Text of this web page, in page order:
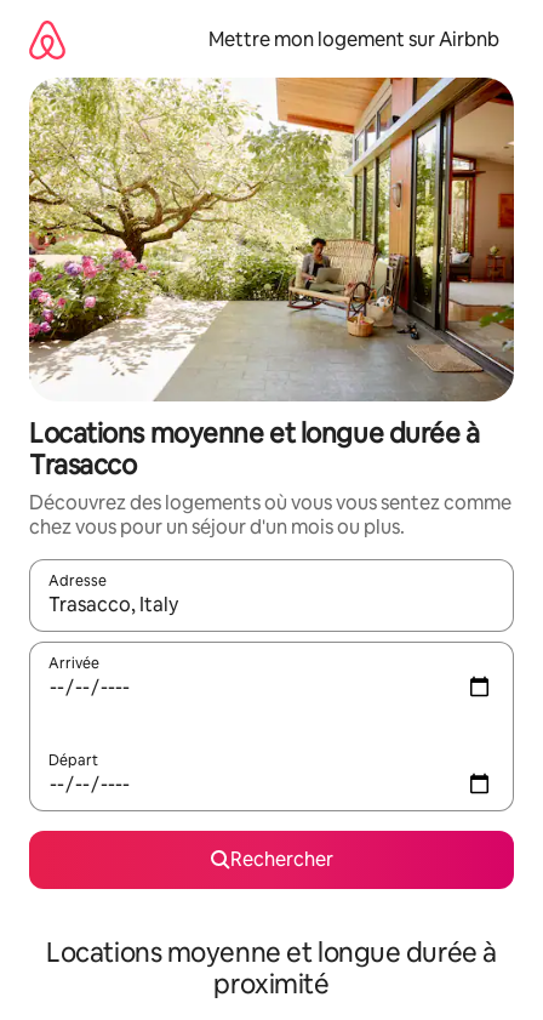
directement
contenu
Mettre mon logement sur Airbnb
Locations moyenne et longue durée à
Trasacco
Découvrez des logements où vous vous sentez comme
chez vous pour un séjour d'un mois ou plus.
Adresse
Lorsque les résultats s'affichent, utilisez les flèches vers le
Arrivée
Départ
Rechercher
Locations moyenne et longue durée à
proximité